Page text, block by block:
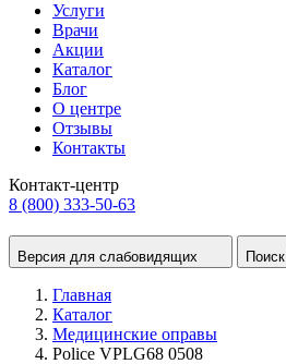
Услуги
Врачи
Акции
Каталог
Блог
О центре
Отзывы
Контакты
Контакт-центр
8 (800) 333-50-63
Версия для слабовидящих Поиск
Главная
Каталог
Медицинские оправы
Police VPLG68 0508